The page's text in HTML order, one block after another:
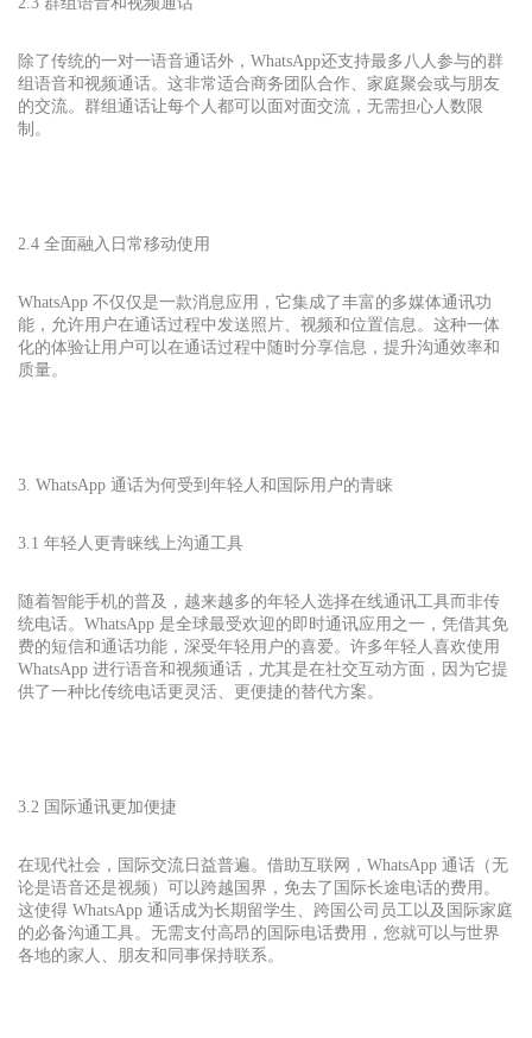
除了传统的一对一语音通话外， WhatsApp还支持最多八人参与的群
组语音和视频通话。这非常适合商务团队合作、家庭聚会或与朋友
的交流。群组通话让每个人都可以面对面交流，无需担心人数限
制。
2.4 全面融入日常移动使用
WhatsApp 不仅仅是一款消息应用，它集成了丰富的多媒体通讯功
能，允许用户在通话过程中发送照片、视频和位置信息。这种一体
化的体验让用户可以在通话过程中随时分享信息，提升沟通效率和
质量。
3. WhatsApp 通话为何受到年轻人和国际用户的青睐
3.1 年轻人更青睐线上沟通工具
随着智能手机的普及，越来越多的年轻人选择在线通讯工具而非传
统电话。WhatsApp 是全球最受欢迎的即时通讯应用之一，凭借其免
费的短信和通话功能，深受年轻用户的喜爱。许多年轻人喜欢使用
WhatsApp 进行语音和视频通话，尤其是在社交互动方面，因为它提
供了一种比传统电话更灵活、更便捷的替代方案。
3.2 国际通讯更加便捷
在现代社会，国际交流日益普遍。借助互联网，WhatsApp 通话（无
论是语音还是视频）可以跨越国界，免去了国际长途电话的费用。
这使得 WhatsApp 通话成为长期留学生、跨国公司员工以及国际家庭
的必备沟通工具。无需支付高昂的国际电话费用，您就可以与世界
各地的家人、朋友和同事保持联系。